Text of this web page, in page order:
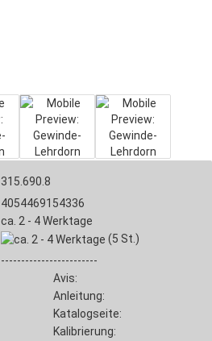
315.690.8
4054469154336
ca. 2 - 4 Werktage
(5 St.)
------------------------
Avis:
Anleitung:
Katalogseite:
Kalibrierung: